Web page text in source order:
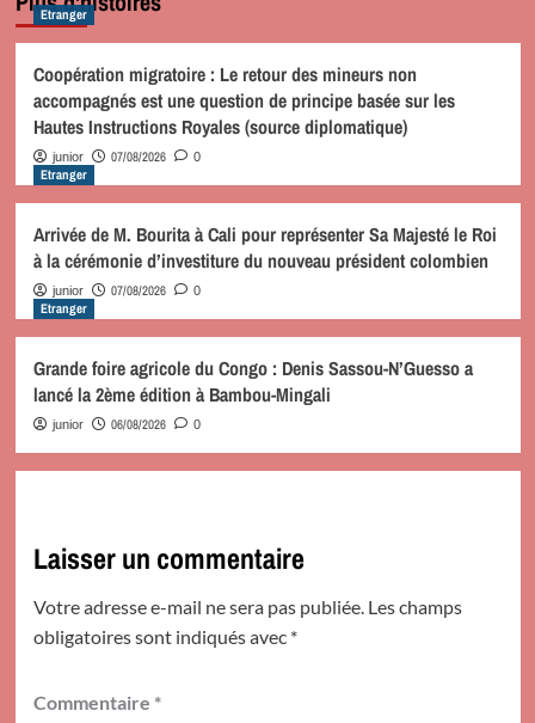
Etranger
Coopération migratoire : Le retour des mineurs non
accompagnés est une question de principe basée sur les
Hautes Instructions Royales (source diplomatique)
junior 07/08/2026 0
Etranger
Arrivée de M. Bourita à Cali pour représenter Sa Majesté le Roi
à la cérémonie d’investiture du nouveau président colombien
junior 07/08/2026 0
Etranger
Grande foire agricole du Congo : Denis Sassou-N’Guesso a
lancé la 2ème édition à Bambou-Mingali
junior 06/08/2026 0
Laisser un commentaire
Votre adresse e-mail ne sera pas publiée. Les champs
obligatoires sont indiqués avec *
Commentaire *